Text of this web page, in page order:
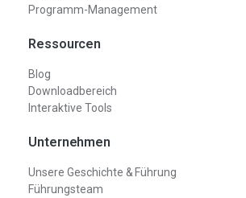
Programm-Management
Ressourcen
Blog
Downloadbereich
Interaktive Tools
Unternehmen
Unsere Geschichte & Führung
Führungsteam